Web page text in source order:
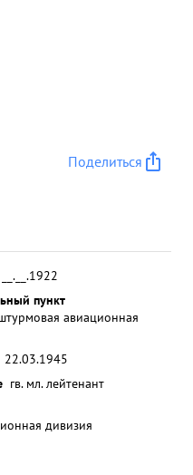
уничтожил огневую
огонь одной точки ЗА.
Поделиться
__.__.1922
пункт
авиационная
22.03.1945
гв. мл. лейтенант
дивизия